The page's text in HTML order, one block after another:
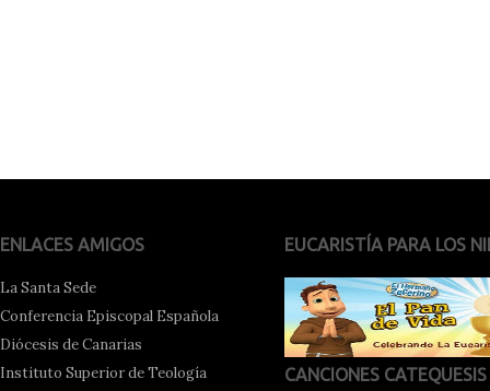
ENLACES AMIGOS
La Santa Sede
Conferencia Episcopal Española
Diócesis de Canarias
Instituto Superior de Teología
EUCARISTÍA PARA LOS
CANCIONES CATEQUESIS